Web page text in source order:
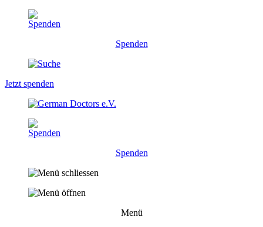
Spenden
Jetzt spenden
Spenden
Menü